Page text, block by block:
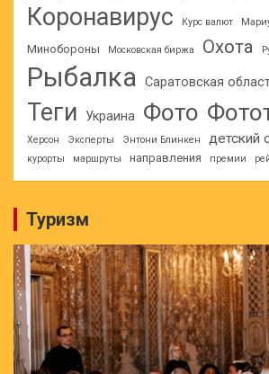
Коронавирус Курс валют
Минобороны Московская биржа Охота
Рыбалка Саратовская
Теги Украина Фото
Херсон Эксперты Энтони Блинкен детский
курорты маршруты направления премии
Туризм